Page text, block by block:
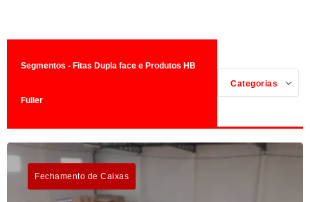
Segmentos - Fitas Dupla face e Produtos HB
Fuller
Categorias
Fechamento de Caixas